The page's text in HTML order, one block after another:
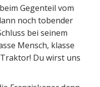
Gegenteil vom
noch tobender
bei seinem
Mensch, klasse
Du wirst uns